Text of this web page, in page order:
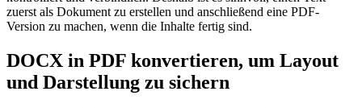
zuerst als Dokument zu erstellen und anschließend eine PDF-
Version zu machen, wenn die Inhalte fertig sind.
DOCX in PDF konvertieren, um Layout
und Darstellung zu sichern